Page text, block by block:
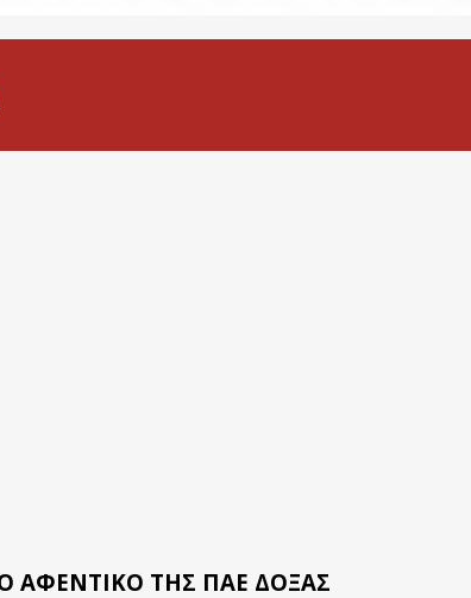
ΑΦΕΝΤΙΚΟ ΤΗΣ ΠΑΕ ΔΟΞΑΣ